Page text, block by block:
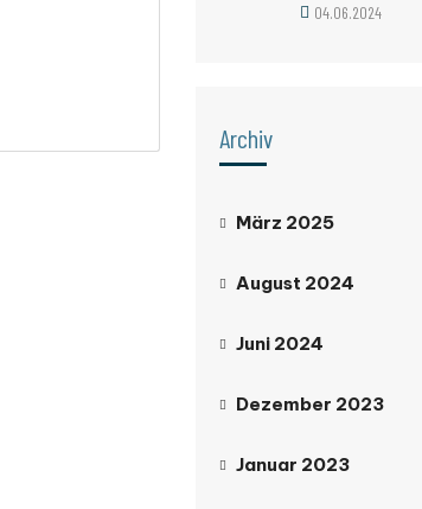
04.06.2024
Archiv
März 2025
August 2024
Juni 2024
Dezember 2023
Januar 2023